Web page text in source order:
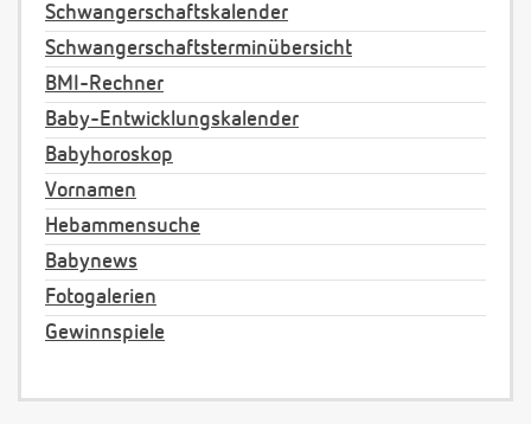
Schwangerschaftskalender
Schwangerschaftsterminübersicht
BMI-Rechner
Baby-Entwicklungskalender
Babyhoroskop
Vornamen
Hebammensuche
Babynews
Fotogalerien
Gewinnspiele